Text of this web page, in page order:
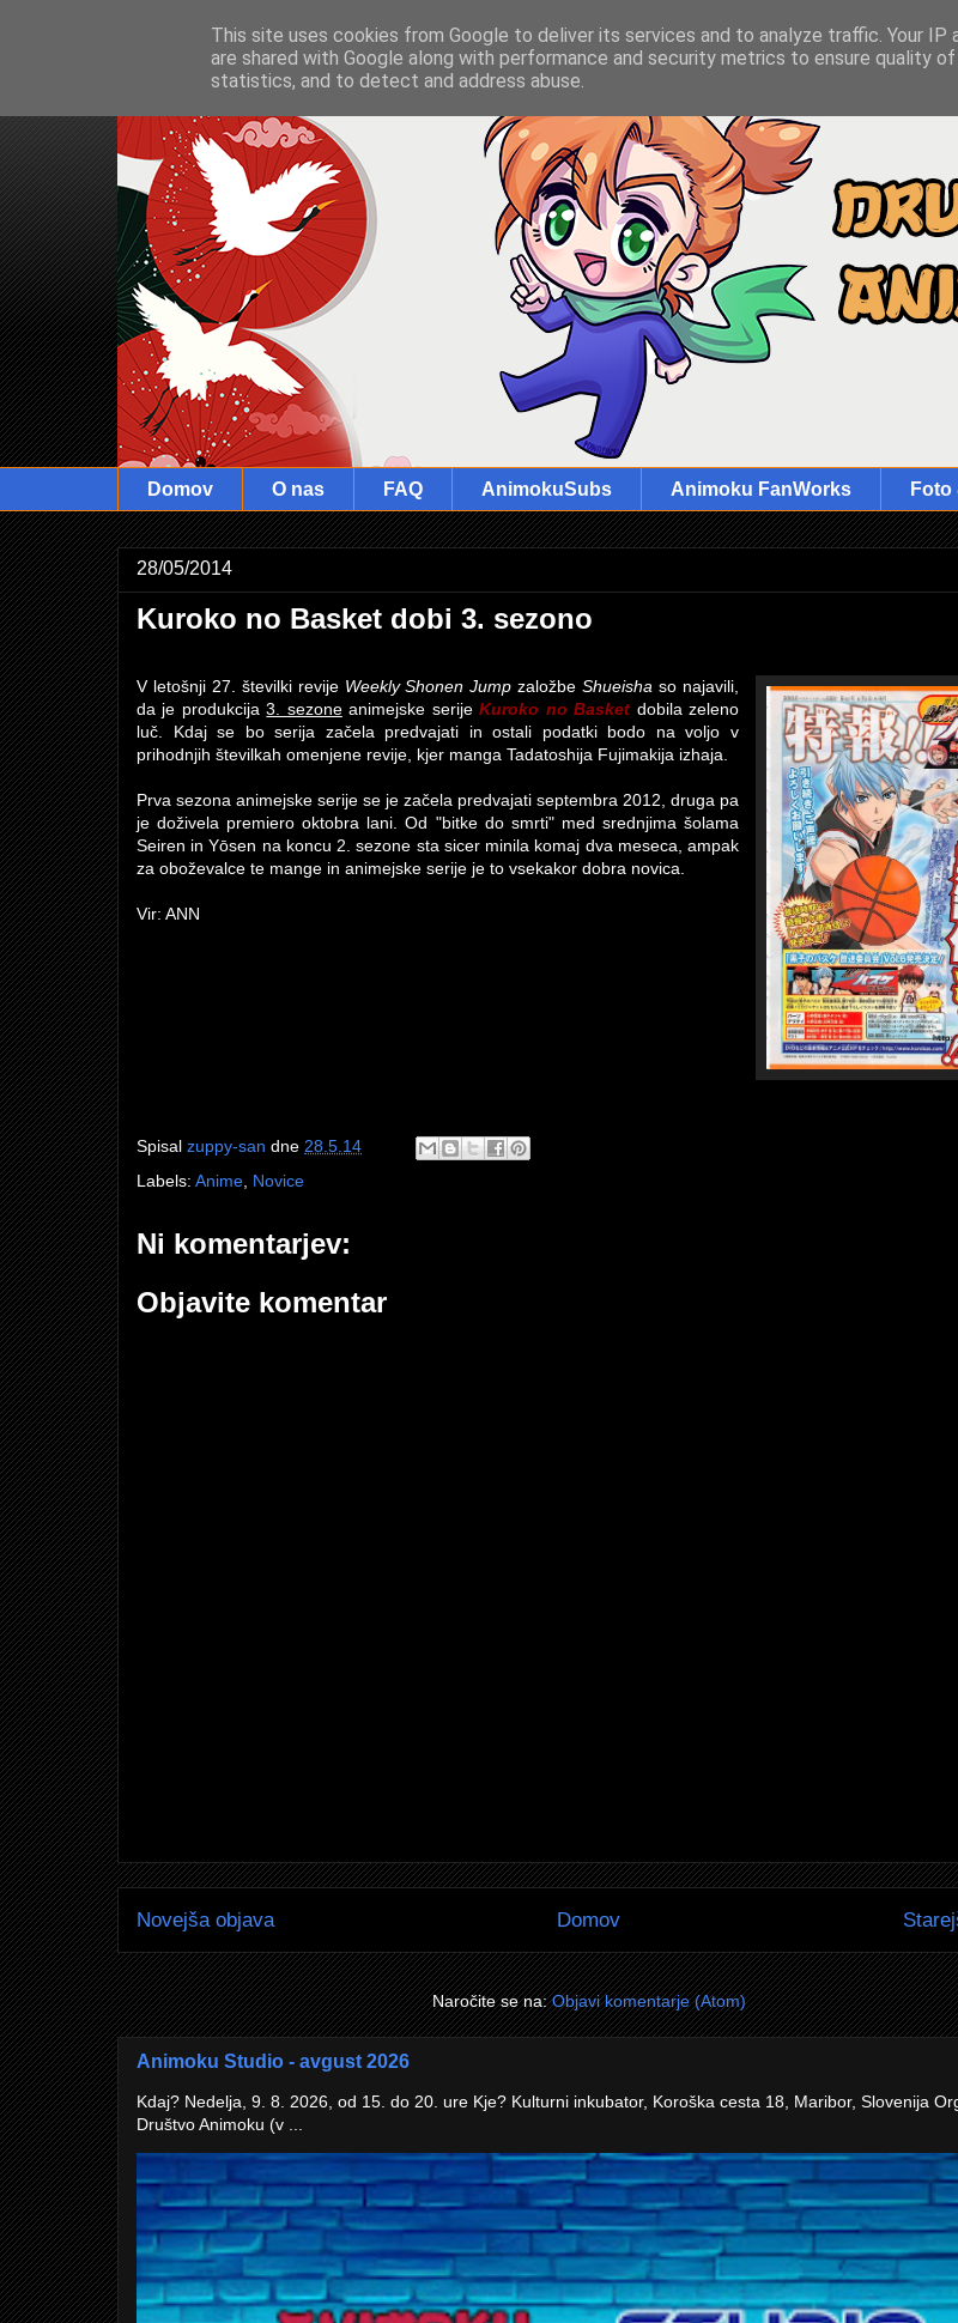
Domov O nas FAQ AnimokuSubs Animoku FanWorks Foto
28/05/2014
Kuroko no Basket dobi 3. sezono
V letošnji 27. številki revije Weekly Shonen Jump založbeShueisha so najavili,
da je produkcija3. sezoneanimejske serijeKuroko no Basket dobila zeleno
luč. Kdaj se bo serija začela predvajati in ostali podatki bodo na voljo v
prihodnjih številkah omenjene revije, kjer manga Tadatoshija Fujimakija izhaja.
Prva sezona animejske serije se je začela predvajati septembra 2012, druga pa
je doživela premiero oktobra lani. Od "bitke do smrti" med srednjima šolama
Seiren in Yōsen na koncu 2. sezone sta sicer minila komaj dva meseca, ampak
za oboževalce te mange in animejske serije je to vsekakor dobra novica.
Vir: ANN
Spisal zuppy-san dne 28.5.14
Labels: Anime Novice
Ni komentarjev:
Objavite komentar
Novejša objava Domov
Naročite se na:Objavi komentarje (Atom)
Animoku Studio - avgust 2026
Kdaj? Nedelja, 9. 8. 2026, od 15. do 20. ure Kje? Kulturni inkubator, Koroška cesta 18, Maribor, Slovenija
Društvo Animoku (v ...
This site uses cookies from Google to deliver its services and to analyze traffic. Your IP
are shared with Google along with performance and security metrics to ensure quality
statistics, and to detect and address abuse.